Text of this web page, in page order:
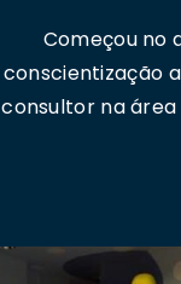
Começou no
conscientização
consultor na